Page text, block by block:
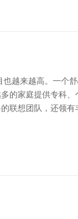
越来越高。一个
的家庭提供专科
联想团队，还领